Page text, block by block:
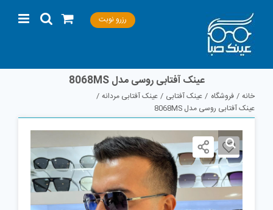
content
رزرو نوبت
عینک آفتابی روسی مدل 8068MS
خانه فروشگاه عینک آفتابی
عینک آفتابی مردانه
عینک آفتابی روسی مدل 8068MS